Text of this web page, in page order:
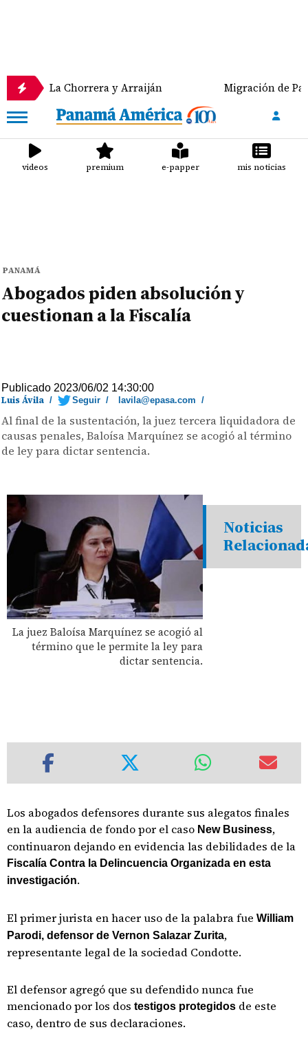
y Arraiján Migración de Panamá
videos premium e-papper mis noticias
PANAMÁ
Abogados piden absolución y
cuestionan a la Fiscalía
Publicado 2023/06/02 14:30:00
Luis Ávila / Seguir / lavila@epasa.com /
Al final de la sustentación, la juez tercera liquidadora de
causas penales, Baloísa Marquínez se acogió al término
de ley para dictar sentencia.
La juez Baloísa Marquínez se acogió al
término que le permite la ley para
dictar sentencia.
Noticias
Los abogados defensores durante sus alegatos finales
en la audiencia de fondo por el caso New Business,
continuaron dejando en evidencia las debilidades de la
Fiscalía Contra la Delincuencia Organizada en esta
investigación.
El primer jurista en hacer uso de la palabra fue William
Parodi, defensor de Vernon Salazar Zurita,
representante legal de la sociedad Condotte.
El defensor agregó que su defendido nunca fue
mencionado por los dos testigos protegidos de este
caso, dentro de sus declaraciones.